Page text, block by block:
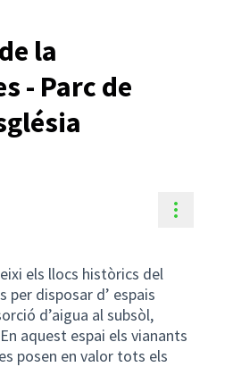
la
- Parc de
els llocs històrics del
disposar d’ espais
d’aigua al subsòl,
aquest espai els vianants
posen en valor tots els